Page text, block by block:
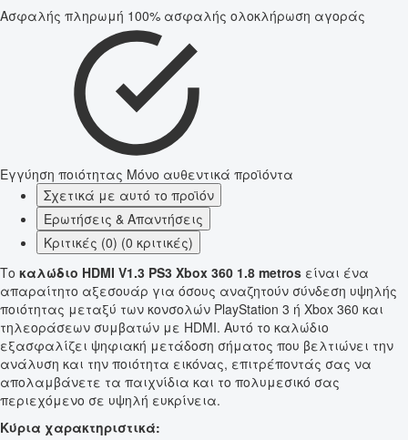
Ασφαλής πληρωμή 100% ασφαλής ολοκλήρωση αγοράς
Εγγύηση ποιότητας Μόνο αυθεντικά προϊόντα
Σχετικά με αυτό το προϊόν
Ερωτήσεις & Απαντήσεις
Κριτικές (0) (0 κριτικές)
Το καλώδιο HDMI V1.3 PS3 Xbox 360 1.8 metros είναι ένα
απαραίτητο αξεσουάρ για όσους αναζητούν σύνδεση υψηλής
ποιότητας μεταξύ των κονσολών PlayStation 3 ή Xbox 360 και
τηλεοράσεων συμβατών με HDMI. Αυτό το καλώδιο
εξασφαλίζει ψηφιακή μετάδοση σήματος που βελτιώνει την
ανάλυση και την ποιότητα εικόνας, επιτρέποντάς σας να
απολαμβάνετε τα παιχνίδια και το πολυμεσικό σας
περιεχόμενο σε υψηλή ευκρίνεια.
Κύρια χαρακτηριστικά: